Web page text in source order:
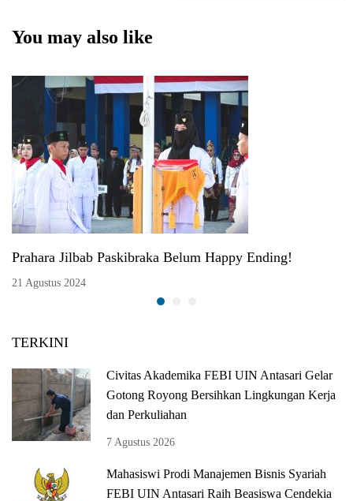
You may also like
Prahara Jilbab Paskibraka Belum Happy Ending!
21 Agustus 2024
TERKINI
Civitas Akademika FEBI UIN Antasari Gelar
Gotong Royong Bersihkan Lingkungan Kerja
dan Perkuliahan
7 Agustus 2026
Mahasiswi Prodi Manajemen Bisnis Syariah
FEBI UIN Antasari Raih Beasiswa Cendekia